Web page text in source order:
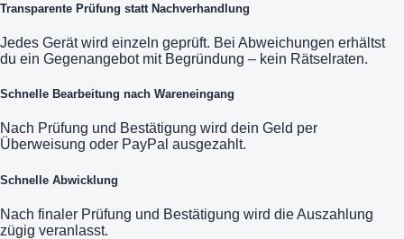
Transparente Prüfung statt Nachverhandlung
Jedes Gerät wird einzeln geprüft. Bei Abweichungen erhältst
du ein Gegenangebot mit Begründung – kein Rätselraten.
Schnelle Bearbeitung nach Wareneingang
Nach Prüfung und Bestätigung wird dein Geld per
Überweisung oder PayPal ausgezahlt.
Schnelle Abwicklung
Nach finaler Prüfung und Bestätigung wird die Auszahlung
zügig veranlasst.